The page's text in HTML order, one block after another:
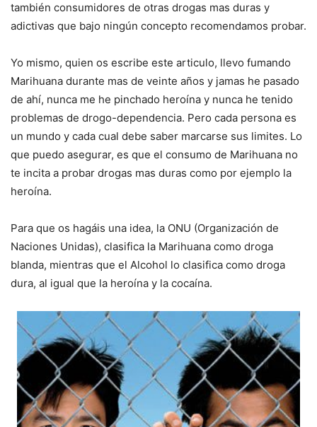
también consumidores de otras drogas mas duras y
adictivas que bajo ningún concepto recomendamos probar.
Yo mismo, quien os escribe este articulo, llevo fumando
Marihuana durante mas de veinte años y jamas he pasado
de ahí, nunca me he pinchado heroína y nunca he tenido
problemas de drogo-dependencia. Pero cada persona es
un mundo y cada cual debe saber marcarse sus limites. Lo
que puedo asegurar, es que el consumo de Marihuana no
te incita a probar drogas mas duras como por ejemplo la
heroína.
Para que os hagáis una idea, la ONU (Organización de
Naciones Unidas), clasifica la Marihuana como droga
blanda, mientras que el Alcohol lo clasifica como droga
dura, al igual que la heroína y la cocaína.